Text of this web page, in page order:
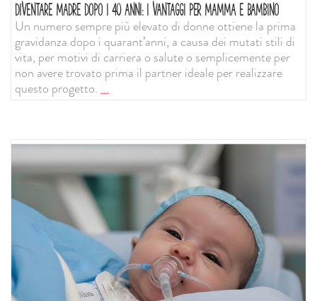
DIVENTARE MADRE DOPO I 40 ANNI: I VANTAGGI PER MAMMA E BAMBINO
Un numero sempre più elevato di donne ottiene la prima
gravidanza dopo i quarant’anni, a causa dei mutati stili di
vita, per motivi di carriera o salute o semplicemente per
non avere trovato prima il partner ideale per realizzare
questo progetto....